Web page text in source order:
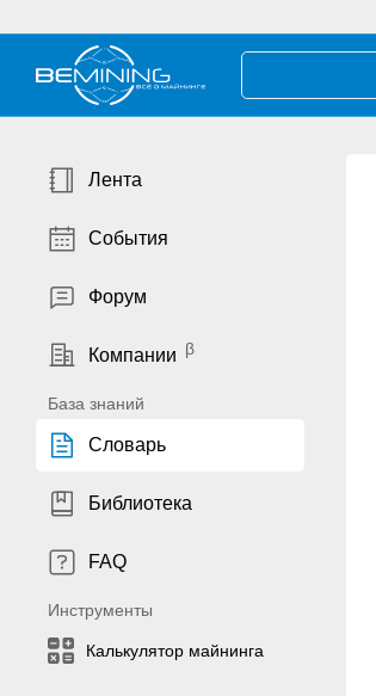
Лента
События
Форум
Компании
База знаний
Словарь
Библиотека
FAQ
Инструменты
Калькулятор майнинга